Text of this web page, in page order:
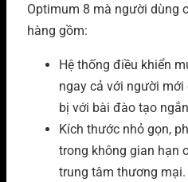
Optimum 8 mà người dùng
hàng gồm:
Hệ thống điều khiển
ngay cả với người
bị với bài đào tạo
Kích thước nhỏ gọn,
trong không gian hạn
trung tâm thương mại.